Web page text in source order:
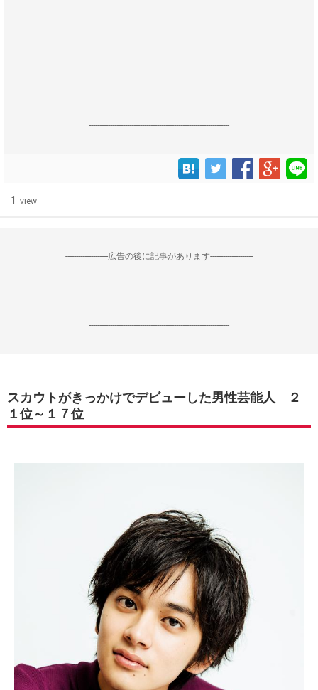
------------------------------------------------------------------
1 view
--------------------広告の後に記事があります--------------------
------------------------------------------------------------------
スカウトがきっかけでデビューした男性芸能人 ２
１位～１７位